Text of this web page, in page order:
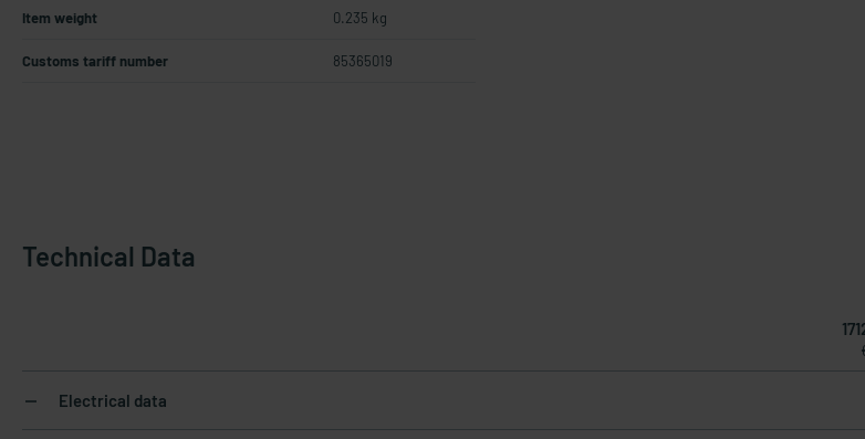
Item weight 0.235 kg
Customs tariff number 85365019
Technical Data
Electrical data